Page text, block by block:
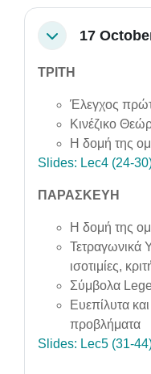
Collapse
17
ΤΡΙΤΗ
Έλεγχος
Κινέζικο
Η δομή της
Slides: Lec4 (24-
ΠΑΡΑΣΚΕΥΗ
Η δομή της
Τετραγωνικά
ισοτιμίες,
Σύμβολα
Ευεπίλυτα
προβλήματα
Slides: Lec5 (31-